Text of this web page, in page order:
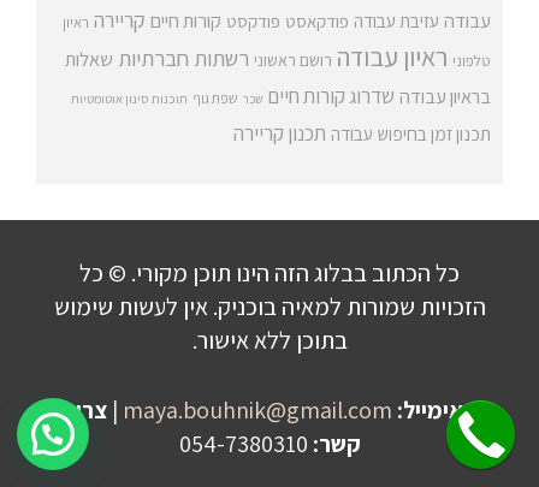
עבודה עזיבת עבודה פודקאסט פודקסט קורות חיים קריירה ראיון
טלפוני ראיון עבודה רושם ראשוני רשתות חברתיות שאלות
בראיון עבודה שדרוג קורות חיים שכר שפת גוף תוכנות סינון אוטומטיות
תכנון זמן בחיפוש עבודה תכנון קריירה
כל הכתוב בבלוג הזה הינו תוכן מקורי. © כל
הזכויות שמורות למאיה בוכניק. אין לעשות שימוש
בתוכן ללא אישור.
אימייל: maya.bouhnik@gmail.com
| צרו
קשר:
שלחו הודעה לקבלת פרטים על היעוץ!